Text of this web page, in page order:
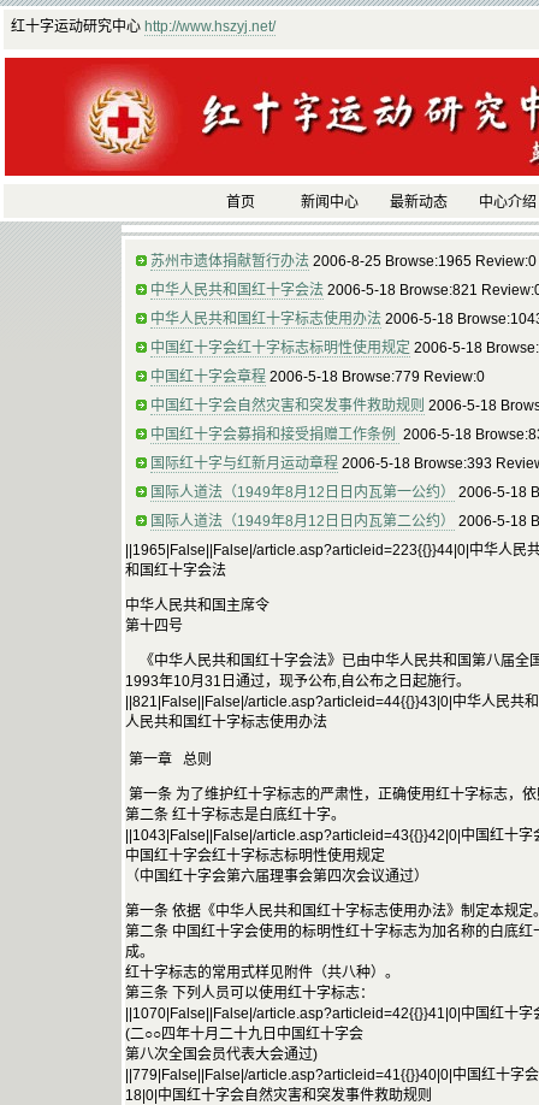
红十字运动研究中心 http://www.hszyj.net/
首页 新闻中心 最新动态 中心介绍
苏州市遗体捐献暂行办法 2006-8-25 Browse:1965 Review:0
中华人民共和国红十字会法 2006-5-18 Browse:821
中华人民共和国红十字标志使用办法 2006-5-18
中国红十字会红十字标志标明性使用规定 2006-5-18
中国红十字会章程 2006-5-18 Browse:779 Review:0
中国红十字会自然灾害和突发事件救助规则 2006-5-18
中国红十字会募捐和接受捐赠工作条例
2006-5-18
国际红十字与红新月运动章程 2006-5-18 Browse:393
国际人道法（1949年8月12日日内瓦第一公约）
2006-5-18
国际人道法（1949年8月12日日内瓦第二公约）
2006-5-18
||1965|False||False|/article.asp?articleid=223{{}}44|0|中华人民
和国红十字会法
中华人民共和国主席令
第十四号
《中华人民共和国红十字会法》已由中华人民共和国第八届全
1993年10月31日通过，现予公布,自公布之日起施行。
||821|False||False|/article.asp?articleid=44{{}}43|0|中华人民共
人民共和国红十字标志使用办法
第一章 总则
第一条 为了维护红十字标志的严肃性，正确使用红十字标志，
第二条 红十字标志是白底红十字。
||1043|False||False|/article.asp?articleid=43{{}}42|0|中国红十
中国红十字会红十字标志标明性使用规定
（中国红十字会第六届理事会第四次会议通过）
第一条 依据《中华人民共和国红十字标志使用办法》制定本规定
第二条 中国红十字会使用的标明性红十字标志为加名称的白底
成。
红十字标志的常用式样见附件（共八种）。
第三条 下列人员可以使用红十字标志：
||1070|False||False|/article.asp?articleid=42{{}}41|0|中国红十
(二○○四年十月二十九日中国红十字会
第八次全国会员代表大会通过)
||779|False||False|/article.asp?articleid=41{{}}40|0|中国红十字
18|0|中国红十字会自然灾害和突发事件救助规则